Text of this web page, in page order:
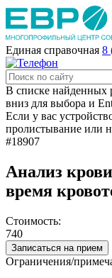
Единая справочная 8
В списке найденных
вниз для выбора и
Если у вас
пролистывание или
#18907
Анализ
время
Стоимость:
740
Записаться на прием
Ограничения/